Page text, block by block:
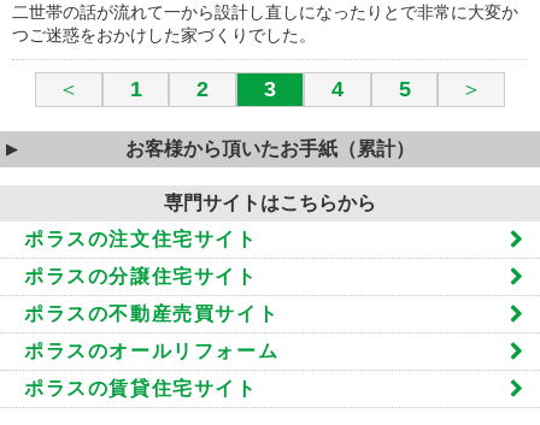
二世帯の話が流れて一から設計し直しになったりとで非常に大変か
つご迷惑をおかけした家づくりでした。
＜ 1 2 3 4 5 ＞
お客様から頂いたお手紙（累計）
専門サイトはこちらから
ポラスの注文住宅サイト
ポラスの分譲住宅サイト
ポラスの不動産売買サイト
ポラスのオールリフォーム
ポラスの賃貸住宅サイト